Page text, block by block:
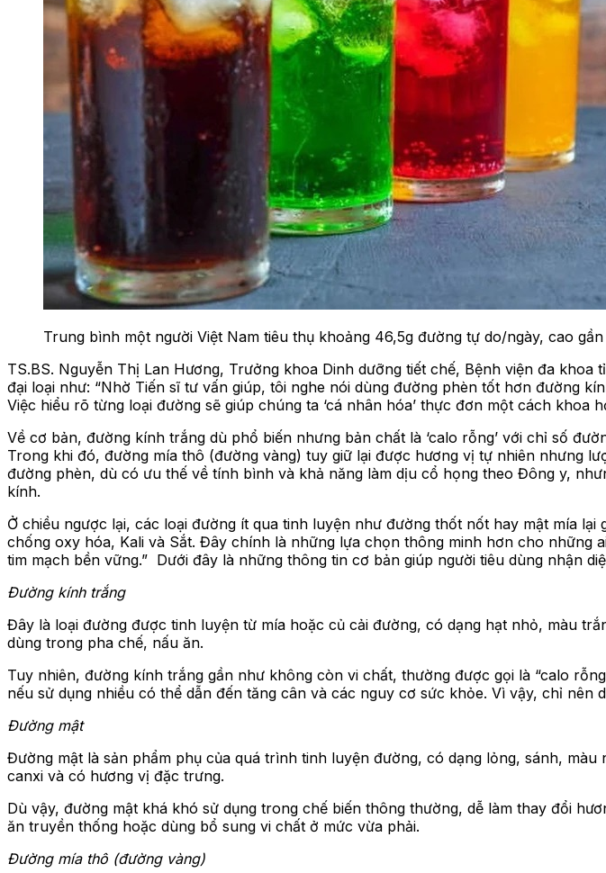
Trung bình một người Việt Nam tiêu thụ khoảng 46,5g đường tự do/ngày, cao
TS.BS. Nguyễn Thị Lan Hương, Trưởng khoa Dinh dưỡng tiết chế, Bệnh viện đa
đại loại như: “Nhờ Tiến sĩ tư vấn giúp, tôi nghe nói dùng đường phèn tốt hơn đường
Việc hiểu rõ từng loại đường sẽ giúp chúng ta ‘cá nhân hóa’ thực đơn một cách khoa
Về cơ bản, đường kính trắng dù phổ biến nhưng bản chất là ‘calo rỗng’ với chỉ số
Trong khi đó, đường mía thô (đường vàng) tuy giữ lại được hương vị tự nhiên nhưng
đường phèn, dù có ưu thế về tính bình và khả năng làm dịu cổ họng theo Đông y,
kính.
Ở chiều ngược lại, các loại đường ít qua tinh luyện như đường thốt nốt hay mật mía
chống oxy hóa, Kali và Sắt. Đây chính là những lựa chọn thông minh hơn cho
tim mạch bền vững.” Dưới đây là những thông tin cơ bản giúp người tiêu dùng nhận
Đường kính trắng
Đây là loại đường được tinh luyện từ mía hoặc củ cải đường, có dạng hạt nhỏ, màu
dùng trong pha chế, nấu ăn.
Tuy nhiên, đường kính trắng gần như không còn vi chất, thường được gọi là “calo
nếu sử dụng nhiều có thể dẫn đến tăng cân và các nguy cơ sức khỏe. Vì vậy, chỉ nên
Đường mật
Đường mật là sản phẩm phụ của quá trình tinh luyện đường, có dạng lỏng, sánh,
canxi và có hương vị đặc trưng.
Dù vậy, đường mật khá khó sử dụng trong chế biến thông thường, dễ làm thay đổi
ăn truyền thống hoặc dùng bổ sung vi chất ở mức vừa phải.
Đường mía thô (đường vàng)